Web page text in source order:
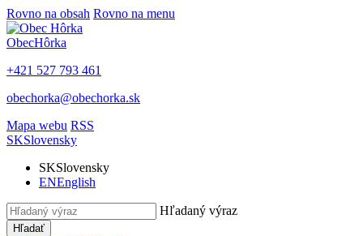
Rovno na obsah Rovno na menu
ObecHôrka
+421 527 793 461
obechorka@obechorka.sk
Mapa webu RSS
SKSlovensky
SKSlovensky
ENEnglish
Hľadaný výraz
Hľadať